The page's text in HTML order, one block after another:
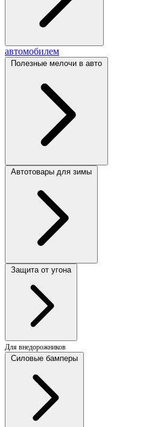
автомобилем
Полезные мелочи в авто
Автотовары для зимы
Защита от угона
Для внедорожников
Силовые бамперы